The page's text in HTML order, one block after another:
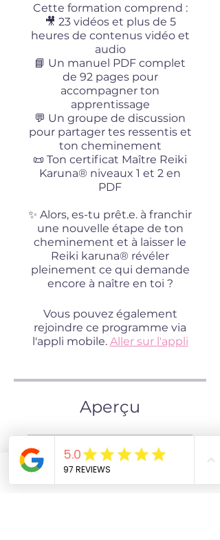
Cette formation comprend :
🎥 23 vidéos et plus de 5
heures de contenus vidéo et
audio
📘 Un manuel PDF complet
de 92 pages pour
accompagner ton
apprentissage
💬 Un groupe de discussion
pour partager tes ressentis et
ton cheminement
📜 Ton certificat Maître Reiki
Karuna® niveaux 1 et 2 en
PDF
✨ Alors, es-tu prêt.e. à franchir
une nouvelle étape de ton
cheminement et à laisser le
Reiki karuna® révéler
pleinement ce qui demande
encore à naître en toi ?
Vous pouvez également
rejoindre ce programme via
l'appli mobile. Aller sur l'appli
Aperçu
Formation Maître Reiki
karuna®
.